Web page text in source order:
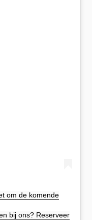
om de komende
bij ons? Reserveer